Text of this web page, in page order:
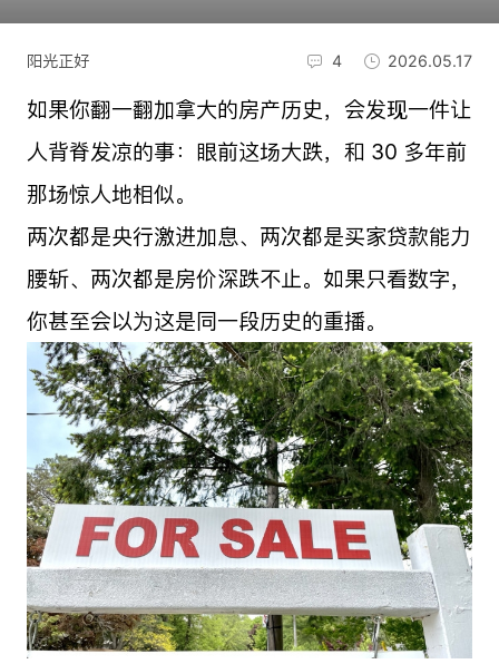
阳光正好 4 2026.05.17
如果你翻一翻加拿大的房产历史，会发现一件让
人背脊发凉的事：眼前这场大跌，和 30 多年前
那场惊人地相似。
两次都是央行激进加息、两次都是买家贷款能力
腰斩、两次都是房价深跌不止。如果只看数字，
你甚至会以为这是同一段历史的重播。